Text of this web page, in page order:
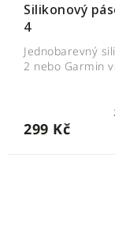
Silikonový
4
299 Kč
Jednobarevný
2 nebo Garmin